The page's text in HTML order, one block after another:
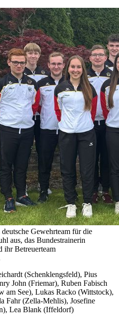
Gewehrteam für die
aus, das Bundestrainerin
ihr Betreuerteam
(Schenklengsfeld), Pius
John (Friemar), Ruben Fabisch
am See), Lukas Racko (Wittstock),
Fahr (Zella-Mehlis), Josefine
Lea Blank (Iffeldorf)